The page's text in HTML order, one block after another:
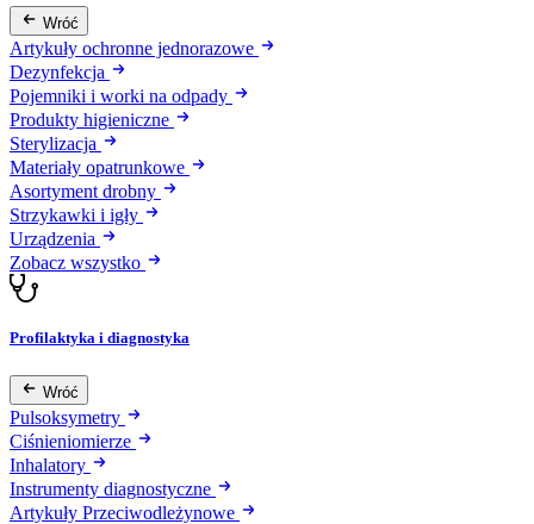
Wróć
Artykuły ochronne jednorazowe
Dezynfekcja
Pojemniki i worki na odpady
Produkty higieniczne
Sterylizacja
Materiały opatrunkowe
Asortyment drobny
Strzykawki i igły
Urządzenia
Zobacz wszystko
Profilaktyka i diagnostyka
Wróć
Pulsoksymetry
Ciśnieniomierze
Inhalatory
Instrumenty diagnostyczne
Artykuły Przeciwodleżynowe